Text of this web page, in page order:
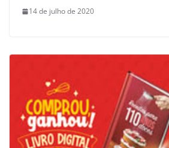
14 de julho de 2020